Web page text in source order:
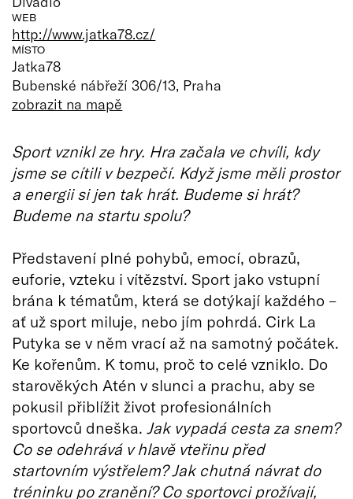
WEB
http://www.jatka78.cz/
MÍSTO
Jatka78
Bubenské nábřeží 306/13, Praha
zobrazit na mapě
Sport vznikl ze hry. Hra začala ve chvíli, kdy
jsme se cítili v bezpečí. Když jsme měli prostor
a energii si jen tak hrát. Budeme si hrát?
Budeme na startu spolu?
Představení plné pohybů, emocí, obrazů,
euforie, vzteku i vítězství. Sport jako vstupní
brána k tématům, která se dotýkají každého –
ať už sport miluje, nebo jím pohrdá. Cirk La
Putyka se v něm vrací až na samotný počátek.
Ke kořenům. K tomu, proč to celé vzniklo. Do
starověkých Atén v slunci a prachu, aby se
pokusil přiblížit život profesionálních
sportovců dneška. Jak vypadá cesta za snem?
Co se odehrává v hlavě vteřinu před
startovním výstřelem? Jak chutná návrat do
tréninku po zranění? Co sportovci prožívají,